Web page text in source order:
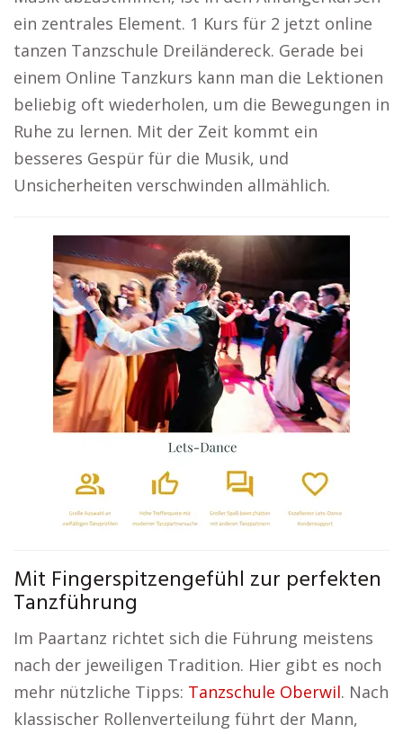
ein zentrales Element. 1 Kurs für 2 jetzt online
tanzen Tanzschule Dreiländereck. Gerade bei
einem Online Tanzkurs kann man die Lektionen
beliebig oft wiederholen, um die Bewegungen in
Ruhe zu lernen. Mit der Zeit kommt ein
besseres Gespür für die Musik, und
Unsicherheiten verschwinden allmählich.
Mit Fingerspitzengefühl zur perfekten
Tanzführung
Im Paartanz richtet sich die Führung meistens
nach der jeweiligen Tradition. Hier gibt es noch
mehr nützliche Tipps: Tanzschule Oberwil. Nach
klassischer Rollenverteilung führt der Mann,